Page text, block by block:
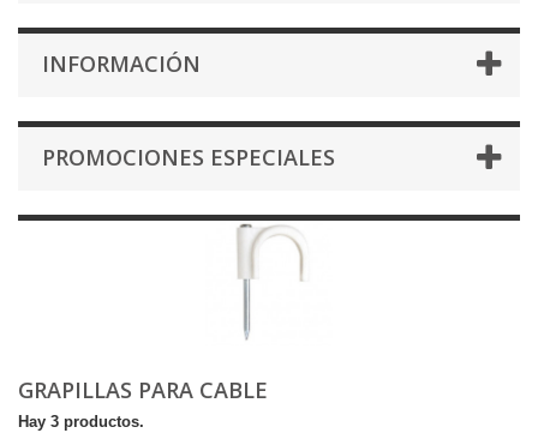
INFORMACIÓN
PROMOCIONES ESPECIALES
GRAPILLAS PARA CABLE
Hay 3 productos.